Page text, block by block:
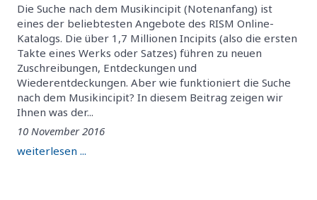
Die Suche nach dem Musikincipit (Notenanfang) ist
eines der beliebtesten Angebote des RISM Online-
Katalogs. Die über 1,7 Millionen Incipits (also die ersten
Takte eines Werks oder Satzes) führen zu neuen
Zuschreibungen, Entdeckungen und
Wiederentdeckungen. Aber wie funktioniert die Suche
nach dem Musikincipit? In diesem Beitrag zeigen wir
Ihnen was der...
10 November 2016
weiterlesen ...